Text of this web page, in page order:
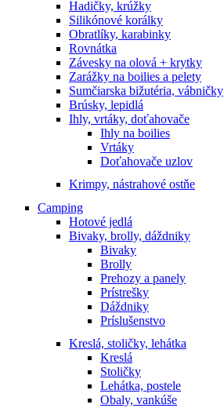
Hadičky, krúžky
Silikónové korálky
Obratlíky, karabinky
Rovnátka
Závesky na olová + krytky
Zarážky na boilies a pelety
Sumčiarska bižutéria, vábničky
Brúsky, lepidlá
Ihly, vrtáky, doťahovače
Ihly na boilies
Vrtáky
Doťahovače uzlov
Krimpy, nástrahové ostňe
Camping
Hotové jedlá
Bivaky, brolly, dáždniky
Bivaky
Brolly
Prehozy a panely
Prístrešky
Dáždniky
Príslušenstvo
Kreslá, stoličky, lehátka
Kreslá
Stoličky
Lehátka, postele
Obaly, vankúše